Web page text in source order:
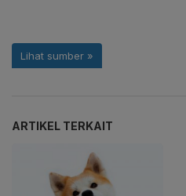
ARTIKEL TERKAIT